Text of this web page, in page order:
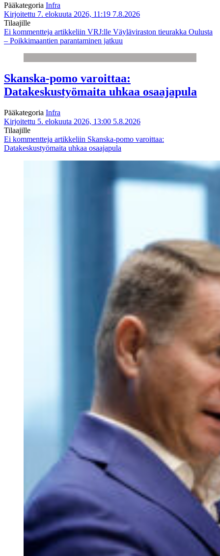
Pääkategoria Infra
Kirjoitettu 7. elokuuta 2026, 11:19 7.8.2026
Tilaajille
Ei kommentteja artikkeliin VRJ:lle Väyläviraston tieurakka Oulusta
– Poikkimaantien parantaminen jatkuu
Skanska-pomo varoittaa:
Datakeskustyömaita uhkaa osaajapula
Pääkategoria Infra
Kirjoitettu 5. elokuuta 2026, 13:00 5.8.2026
Tilaajille
Ei kommentteja artikkeliin Skanska-pomo varoittaa:
Datakeskustyömaita uhkaa osaajapula